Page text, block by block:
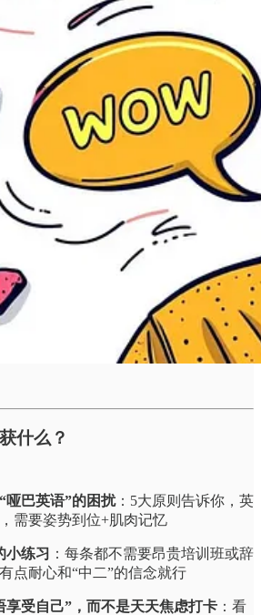
什么？
哑巴英语”的困扰：5大原则告诉你，英
需要姿势到位+肌肉记忆
小练习 ：每条都不需要昂贵培训班或辞
点耐心和“中二”的信念就行
享受自己”，而不是天天焦虑打卡 ：看